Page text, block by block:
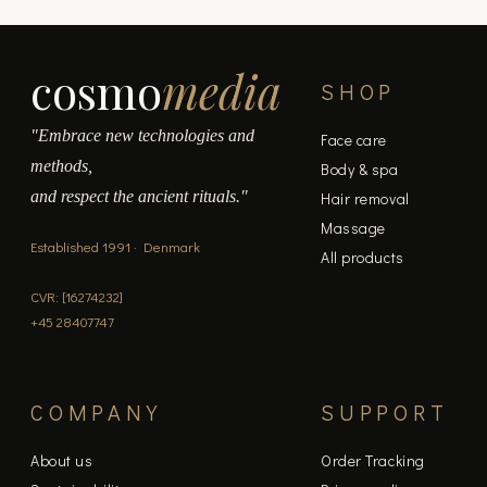
cosmomedia
"Embrace new technologies and
methods,
and respect the ancient rituals."
Established 1991 · Denmark
CVR: [16274232]
+45 28407747
SHOP
Face care
Body & spa
Hair removal
Massage
All products
COMPANY
About us
SUPPORT
Order Tracking